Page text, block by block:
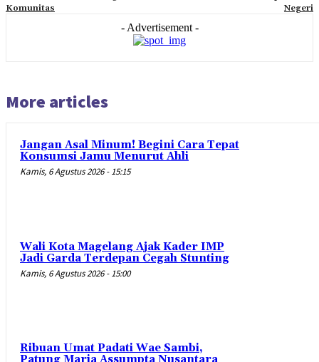
Komunitas
Negeri
- Advertisement -
More articles
Jangan Asal Minum! Begini Cara Tepat
Konsumsi Jamu Menurut Ahli
Kamis, 6 Agustus 2026 - 15:15
Wali Kota Magelang Ajak Kader IMP
Jadi Garda Terdepan Cegah Stunting
Kamis, 6 Agustus 2026 - 15:00
Ribuan Umat Padati Wae Sambi,